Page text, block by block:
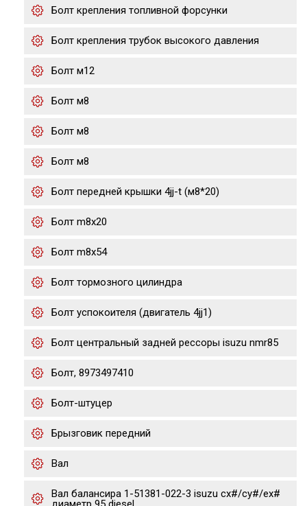
Болт крепления топливной форсунки
Болт крепления трубок высокого давления
Болт м12
Болт м8
Болт м8
Болт м8
Болт передней крышки 4jj-t (м8*20)
Болт m8x20
Болт m8x54
Болт тормозного цилиндра
Болт успокоителя (двигатель 4jj1)
Болт центральный задней рессоры isuzu nmr85
Болт, 8973497410
Болт-штуцер
Брызговик передний
Вал
Вал балансира 1-51381-022-3 isuzu cx#/cy#/ex#